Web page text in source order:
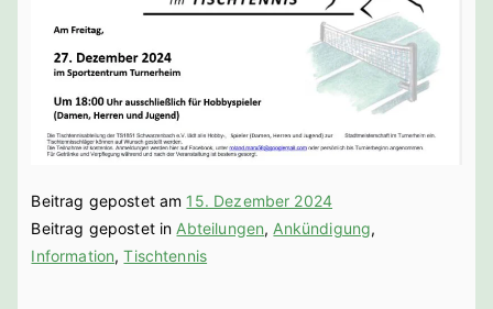
bach a. d.
Saale
Beitrag gepostet am 15. Dezember 2024
Beitrag gepostet in Abteilungen, Ankündigung,
Information,Tischtennis